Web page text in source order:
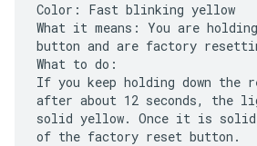
Color: Fast blinking yellow
What it means: You are
button and are factory
What to do:
If you keep holding down the
after about 12 seconds, the
solid yellow. Once it is
of the factory reset button.